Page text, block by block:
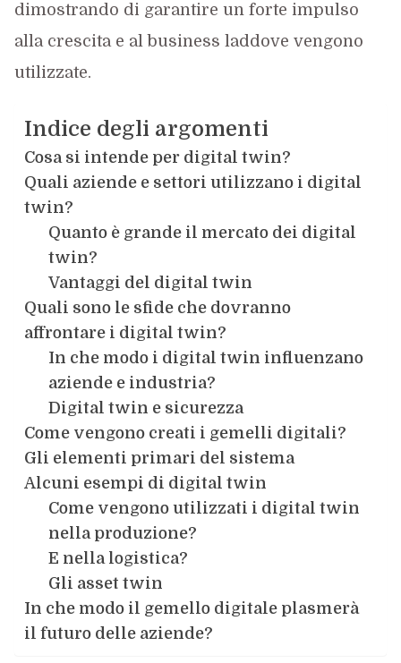
dimostrando di garantire un forte impulso
alla crescita e al business laddove vengono
utilizzate.
Indice degli argomenti
Cosa si intende per digital twin?
Quali aziende e settori utilizzano i digital
twin?
Quanto è grande il mercato dei digital
twin?
Vantaggi del digital twin
Quali sono le sfide che dovranno
affrontare i digital twin?
In che modo i digital twin influenzano
aziende e industria?
Digital twin e sicurezza
Come vengono creati i gemelli digitali?
Gli elementi primari del sistema
Alcuni esempi di digital twin
Come vengono utilizzati i digital twin
nella produzione?
E nella logistica?
Gli asset twin
In che modo il gemello digitale plasmerà
il futuro delle aziende?